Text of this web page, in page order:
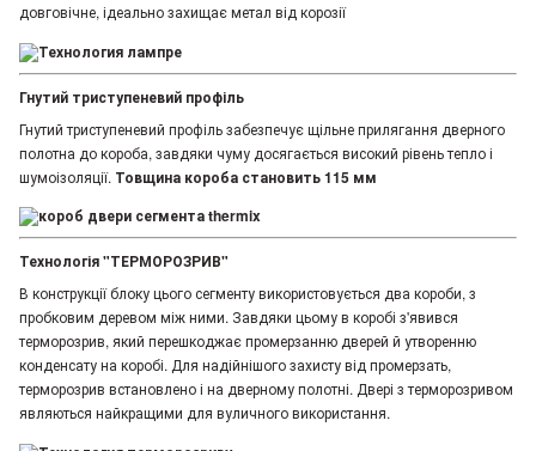
довговічне, ідеально захищає метал від корозії
Гнутий триступеневий профіль
Гнутий триступеневий профіль забезпечує щільне прилягання дверного
полотна до короба, завдяки чуму досягається високий рівень тепло і
шумоізоляції. Товщина короба становить 115 мм
Технологія "ТЕРМОРОЗРИВ"
В конструкції блоку цього сегменту використовується два короби, з
пробковим деревом між ними. Завдяки цьому в коробі з'явився
терморозрив, який перешкоджає промерзанню дверей й утворенню
конденсату на коробі. Для надійнішого захисту від промерзать,
терморозрив встановлено і на дверному полотні. Двері з терморозривом
являються найкращими для вуличного використання.